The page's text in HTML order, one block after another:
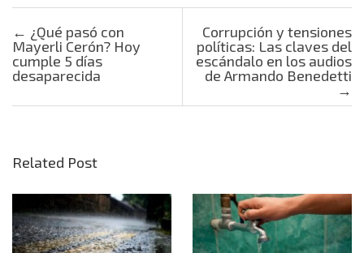
Post navigation
← ¿Qué pasó con
Mayerli Cerón? Hoy
cumple 5 días
desaparecida
Corrupción y tensiones
políticas: Las claves del
escándalo en los audios
de Armando Benedetti
→
Related Post